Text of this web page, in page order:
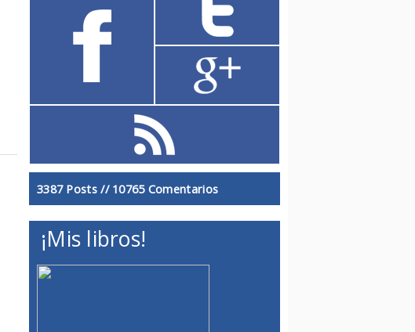
3387 Posts // 10765 Comentarios
¡Mis libros!